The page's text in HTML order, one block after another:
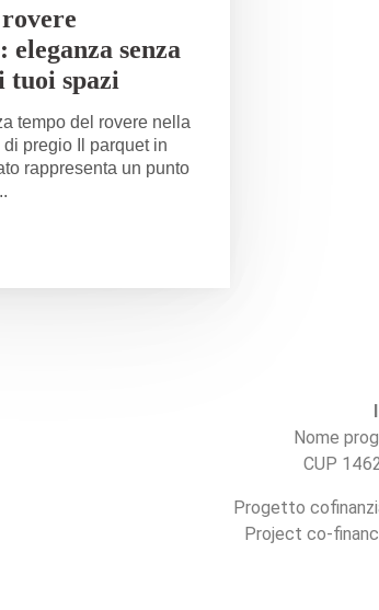
eleganza senza
tuoi spazi
tempo del rovere nella
pregio Il parquet in
rappresenta un punto
Nome
CUP
Progetto
Project co-